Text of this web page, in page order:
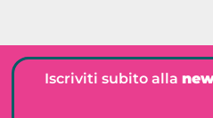
Iscriviti subito alla